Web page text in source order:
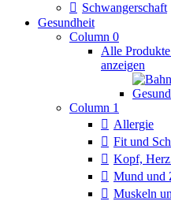
Schwangerschaft
Gesundheit
Column 0
Alle
anzeigen
Column 1
Allergie
Fit und
Kopf,
Mund und
Muskeln